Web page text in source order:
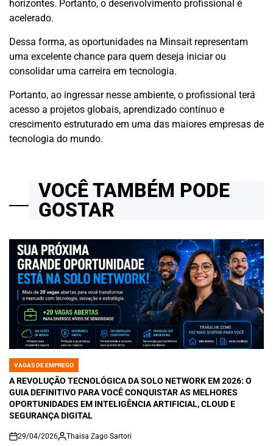
horizontes. Portanto, o desenvolvimento profissional é
acelerado.
Dessa forma, as oportunidades na Minsait representam
uma excelente chance para quem deseja iniciar ou
consolidar uma carreira em tecnologia.
Portanto, ao ingressar nesse ambiente, o profissional terá
acesso a projetos globais, aprendizado contínuo e
crescimento estruturado em uma das maiores empresas de
tecnologia do mundo.
VOCÊ TAMBÉM PODE
GOSTAR
POSTED
IN
VAGAS DE EMPREGO
A REVOLUÇÃO TECNOLÓGICA DA SOLO NETWORK EM 2026: O
GUIA DEFINITIVO PARA VOCÊ CONQUISTAR AS MELHORES
OPORTUNIDADES EM INTELIGÊNCIA ARTIFICIAL, CLOUD E
SEGURANÇA DIGITAL
on
29/04/2026 Thaisa Zago Sartori